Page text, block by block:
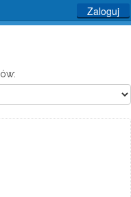
Zaloguj